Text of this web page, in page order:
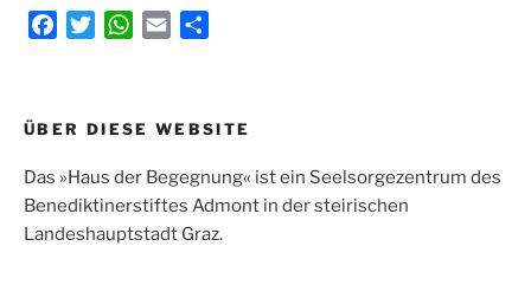
b
k
t
r
W
s
l
e
Beitragsnavigation
ÜBER DIESE WEBSITE
Das »Haus der Begegnung« ist ein Seelsorgezentrum des
Benediktinerstiftes Admont in der steirischen
Landeshauptstadt Graz.